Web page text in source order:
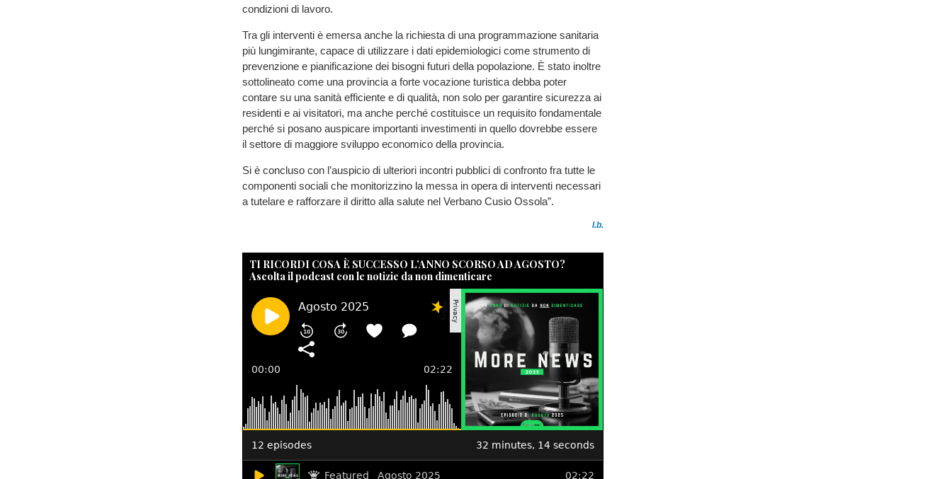
condizioni di lavoro.
Tra gli interventi è emersa anche la richiesta di una programmazione sanitaria
più lungimirante, capace di utilizzare i dati epidemiologici come strumento di
prevenzione e pianificazione dei bisogni futuri della popolazione. È stato inoltre
sottolineato come una provincia a forte vocazione turistica debba poter
contare su una sanità efficiente e di qualità, non solo per garantire sicurezza ai
residenti e ai visitatori, ma anche perché costituisce un requisito fondamentale
perché si posano auspicare importanti investimenti in quello dovrebbe essere
il settore di maggiore sviluppo economico della provincia.
Si è concluso con l’auspicio di ulteriori incontri pubblici di confronto fra tutte le
componenti sociali che monitorizzino la messa in opera di interventi necessari
a tutelare e rafforzare il diritto alla salute nel Verbano Cusio Ossola”.
l.b.
TI RICORDI COSA È SUCCESSO L’ANNO SCORSO AD AGOSTO?
Ascolta il podcast con le notizie da non dimenticare